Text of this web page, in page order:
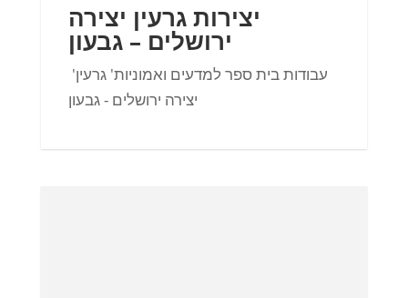
יצירות גרעין יצירה
ירושלים – גבעון
'עבודות בית ספר למדעים ואמוניות' גרעין